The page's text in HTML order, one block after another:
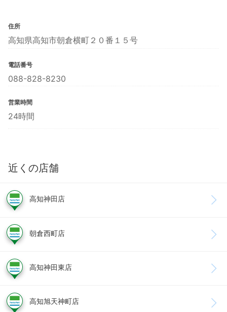
住所
高知県高知市朝倉横町２０番１５号
電話番号
088-828-8230
営業時間
24時間
近くの店舗
高知神田店
朝倉西町店
高知神田東店
高知旭天神町店